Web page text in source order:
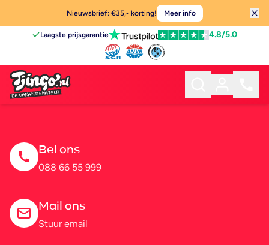
Nieuwsbrief: €35,- korting! Meer info
Laagste prijsgarantie 4.8/5.0
Bel ons
088 66 55 999
Mail ons
Stuur email